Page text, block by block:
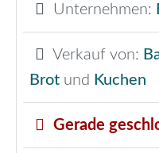
Unternehmen:
Verkauf von:
Brot und Kuchen
Gerade